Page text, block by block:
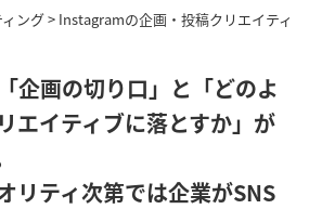
ング> Instagramの企画・投稿クリエイティ
企画の切り口」と「どのよ
エイティブに落とすか」が
リティ次第では企業がSNS